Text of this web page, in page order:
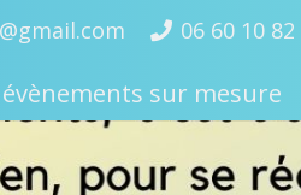
06 60 10 82
sur mesure